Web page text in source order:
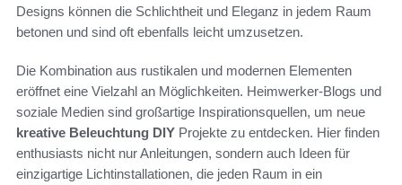
Designs können die Schlichtheit und Eleganz in jedem Raum
betonen und sind oft ebenfalls leicht umzusetzen.
Die Kombination aus rustikalen und modernen Elementen
eröffnet eine Vielzahl an Möglichkeiten. Heimwerker-Blogs und
soziale Medien sind großartige Inspirationsquellen, um neue
kreative Beleuchtung DIY Projekte zu entdecken. Hier finden
enthusiasts nicht nur Anleitungen, sondern auch Ideen für
einzigartige Lichtinstallationen, die jeden Raum in ein